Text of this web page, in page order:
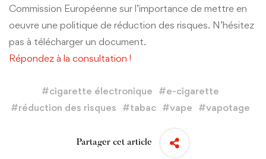
Commission Européenne sur l’importance de mettre en
oeuvre une politique de réduction des risques. N’hésitez
pas à télécharger un document.
Répondez à la consultation !
#cigarette électronique #e-cigarette
#réduction des risques #tabac #vape #vapotage
Partager cet article